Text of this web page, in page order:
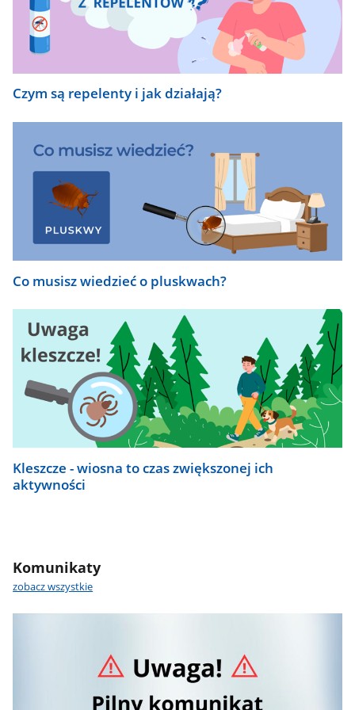
Czym są repelenty i jak działają?
Co musisz wiedzieć o pluskwach?
Kleszcze - wiosna to czas zwiększonej ich
aktywności
Komunikaty
zobacz wszystkie